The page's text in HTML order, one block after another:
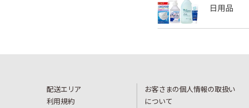
配送エリア
利用規約
お客さまの個人情報の取扱い
について